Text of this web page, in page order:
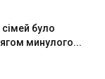
було
минулого...